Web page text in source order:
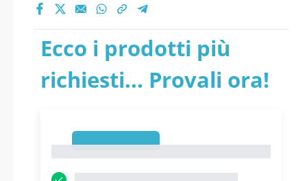
Ecco i prodotti più
richiesti... Provali ora!